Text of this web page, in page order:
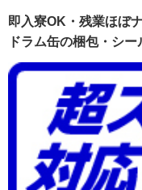
即入寮OK・残業ほぼ
ドラム缶の梱包・シ